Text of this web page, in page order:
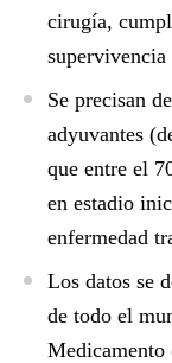
cirugía,
Se precisan
adyuvantes
que entre el
en estadio
enfermedad
Los datos se
de todo el